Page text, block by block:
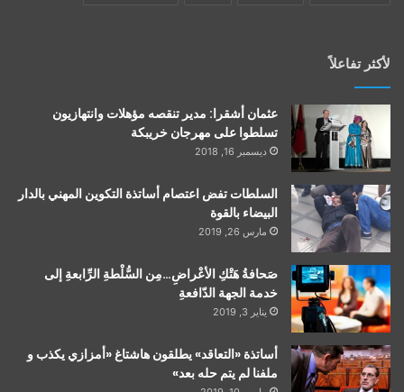
لأكثر تفاعلاً
عثمان أشقرا: مدير تنقصه مؤهلات وانتهازيون
تسلطوا على مهرجان خريبكة
ديسمبر 16, 2018
السلطات تفض اعتصام أساتذة التكوين المهني بالدار
البيضاء بالقوة
مارس 26, 2019
صَحافةُ هَتْكِ الأعْراضِ…مِن السُّلْطةِ الرِّابعةِ إلى
خدمة الجهة الدّافعةِ
يناير 3, 2019
أساتذة «التعاقد» يطلقون هاشتاغ «أمزازي يكذب و
ملفنا لم يتم حله بعد»